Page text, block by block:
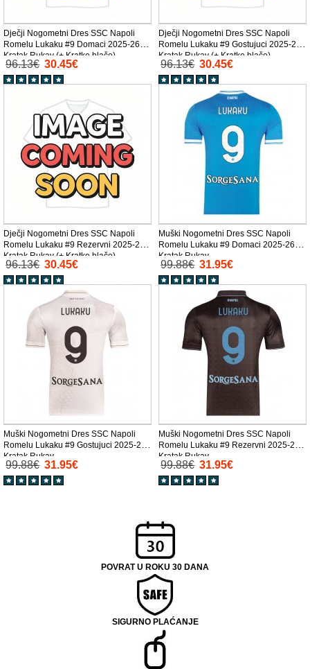
Dječji Nogometni Dres SSC Napoli
Romelu Lukaku #9 Domaci 2025-26
Kratak Rukav (+ Kratke hlače)
96.13€ 30.45€
Dječji Nogometni Dres SSC Napoli
Romelu Lukaku #9 Gostujuci 2025-26
Kratak Rukav (+ Kratke hlače)
96.13€ 30.45€
Dječji Nogometni Dres SSC Napoli
Romelu Lukaku #9 Rezervni 2025-26
Kratak Rukav (+ Kratke hlače)
96.13€ 30.45€
Muški Nogometni Dres SSC Napoli
Romelu Lukaku #9 Domaci 2025-26
Kratak Rukav
99.88€ 31.95€
Muški Nogometni Dres SSC Napoli
Romelu Lukaku #9 Gostujuci 2025-26
Kratak Rukav
99.88€ 31.95€
Muški Nogometni Dres SSC Napoli
Romelu Lukaku #9 Rezervni 2025-26
Kratak Rukav
99.88€ 31.95€
POVRAT U ROKU 30 DANA
SIGURNO PLAĆANJE